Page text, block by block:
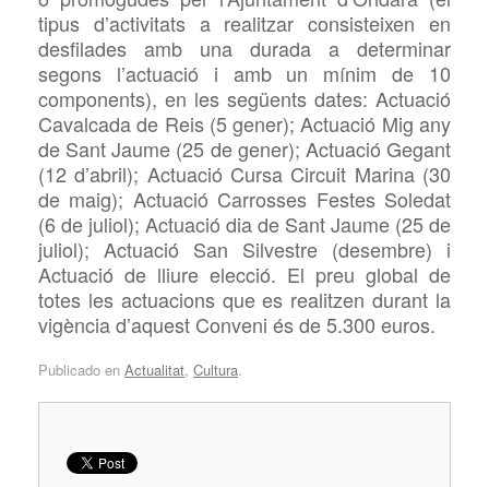
tipus d’activitats a realitzar consisteixen en
desfilades amb una durada a determinar
segons l’actuació i amb un mínim de 10
components), en les següents dates: Actuació
Cavalcada de Reis (5 gener); Actuació Mig any
de Sant Jaume (25 de gener); Actuació Gegant
(12 d’abril); Actuació Cursa Circuit Marina (30
de maig); Actuació Carrosses Festes Soledat
(6 de juliol); Actuació dia de Sant Jaume (25 de
juliol); Actuació San Silvestre (desembre) i
Actuació de lliure elecció. El preu global de
totes les actuacions que es realitzen durant la
vigència d’aquest Conveni és de 5.300 euros.
Publicado en Actualitat, Cultura.